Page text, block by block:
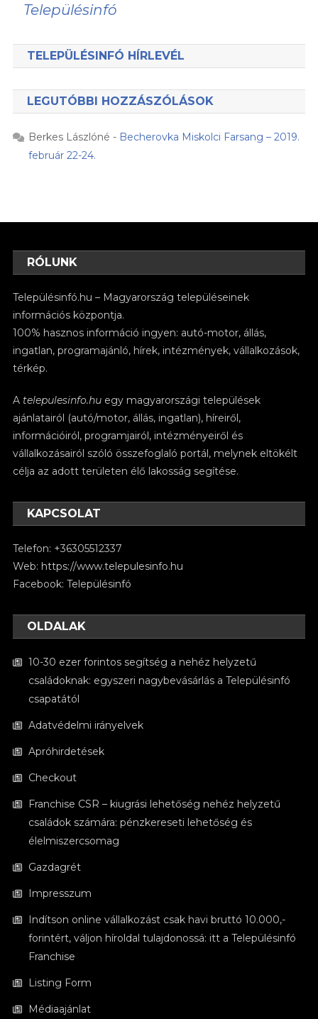
Településinfó
TELEPÜLÉSINFÓ HÍRLEVÉL
LEGUTÓBBI HOZZÁSZÓLÁSOK
Berkes Lászlóné - Becherovka Miskolci Farsang – 2019.
február 22-24.
RÓLUNK
Településinfó.hu – Magyarország településeinek
információs központja.
100% hasznos információ ingyen: autó-motor, állás,
ingatlan, programajánló, hírek, intézmények, vállalkozások,
térkép.
A telepulesinfo.hu egy magyarországi települések
ajánlatairól (autó/motor, állás, ingatlan), híreiről,
információiról, programjairól, intézményeiről és
vállalkozásairól szóló összefoglaló portál, melynek eltökélt
célja az adott területen élő lakosság segítése.
KAPCSOLAT
Telefon: +36305512337
Web: https://www.telepulesinfo.hu
Facebook:Településinfó
OLDALAK
10-30 ezer forintos segítség a nehéz helyzetű
családoknak: egyszeri nagybevásárlás a Településinfó
csapatától
Adatvédelmi irányelvek
Apróhirdetések
Checkout
Franchise CSR – kiugrási lehetőség nehéz helyzetű
családok számára: pénzkereseti lehetőség és
élelmiszercsomag
Gazdagrét
Impresszum
Indítson online vállalkozást csak havi bruttó 10.000,-
forintért, váljon híroldal tulajdonossá: itt a Településinfó
Franchise
Listing Form
Médiaajánlat